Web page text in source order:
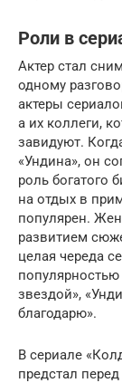
Роли в
Актер стал
одному
актеры
а их коллеги,
завидуют.
«Ундина», он
роль богатого
на отдых в
популярен.
развитием
целая череда
популярностью
звездой»,
благодарю».
В сериале
предстал